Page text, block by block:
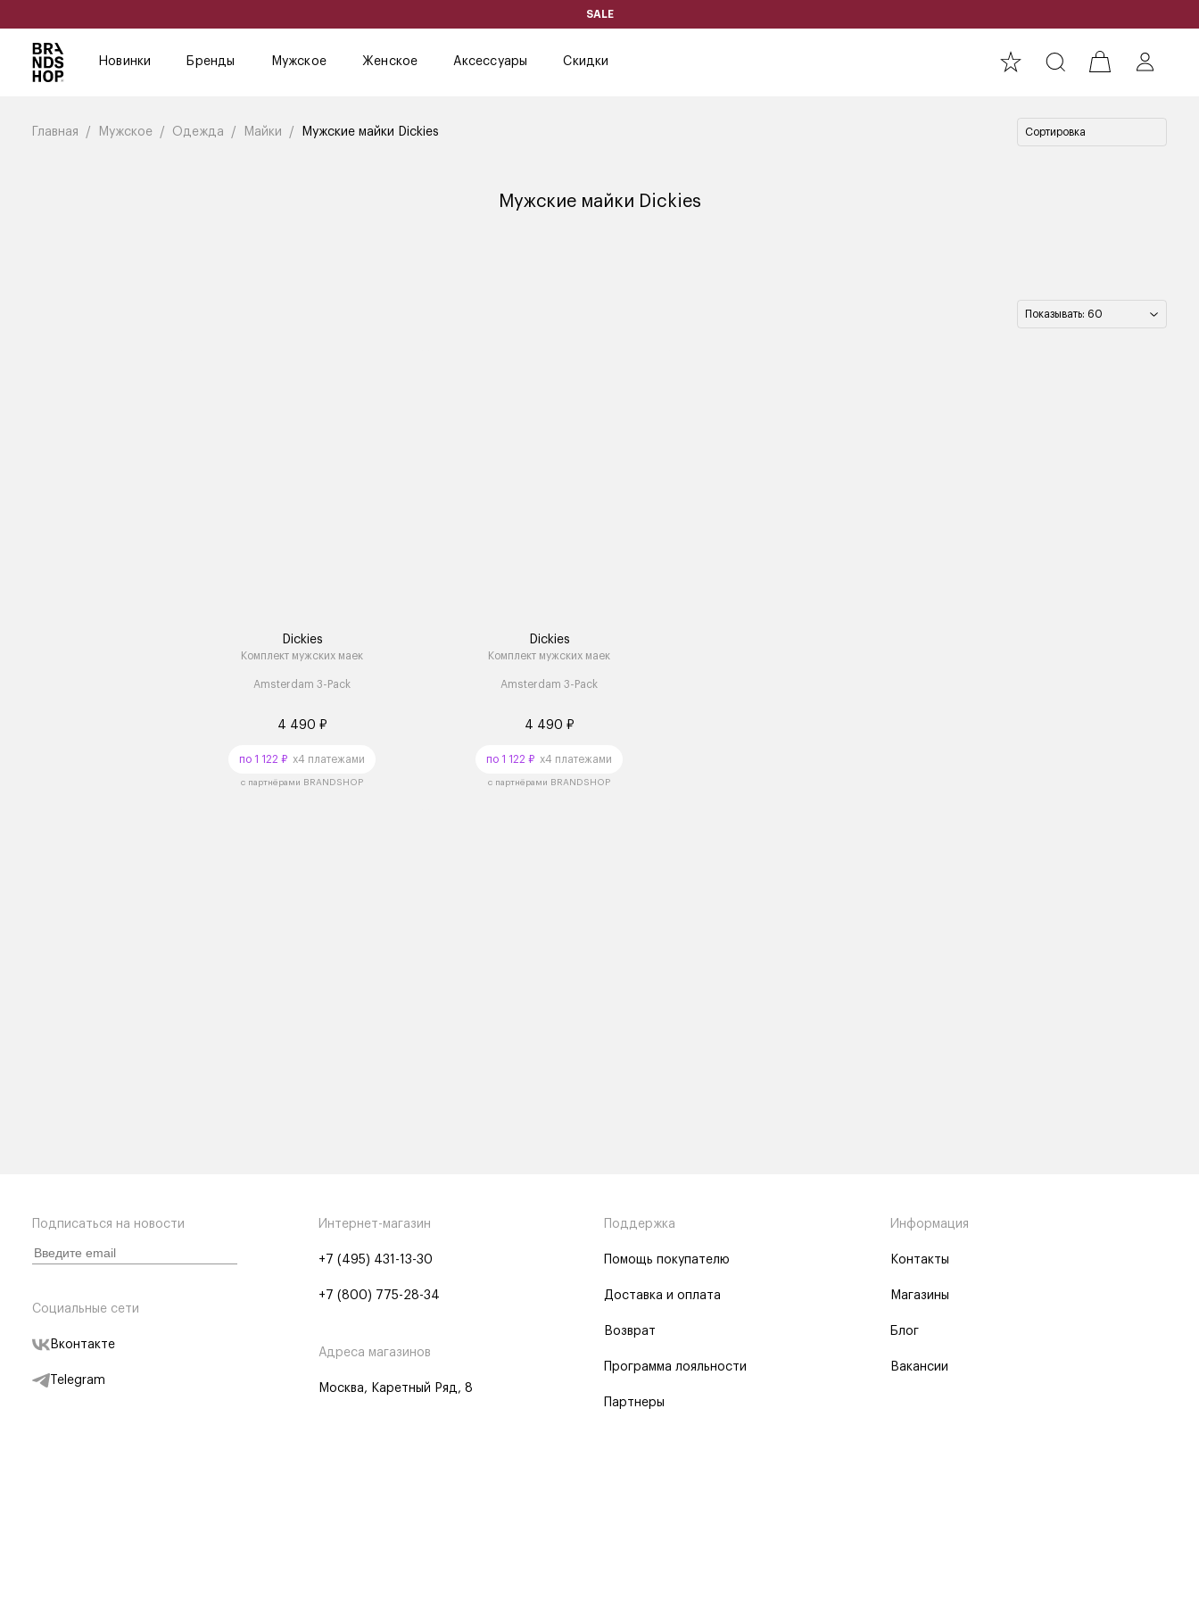
SALE
Новинки Бренды Мужское Женское Аксессуары Скидки
Главная Мужское Одежда Майки Мужские майки Dickies Сортировка
Мужские майки Dickies
Показывать: 60
Dickies
Комплект мужских маек
Amsterdam 3-Pack
4 490 ₽
по 1 122 ₽ x4 платежами
с партнёрами BRANDSHOP
Dickies
Комплект мужских маек
Amsterdam 3-Pack
4 490 ₽
по 1 122 ₽ x4 платежами
с партнёрами BRANDSHOP
Подписаться на новости
Социальные сети
Вконтакте
Telegram
Интернет-магазин
+7 (495) 431-13-30
+7 (800) 775-28-34
Адреса магазинов
Москва, Каретный Ряд, 8
Поддержка
Помощь покупателю
Доставка и оплата
Возврат
Программа лояльности
Партнеры
Информация
Контакты
Магазины
Блог
Вакансии